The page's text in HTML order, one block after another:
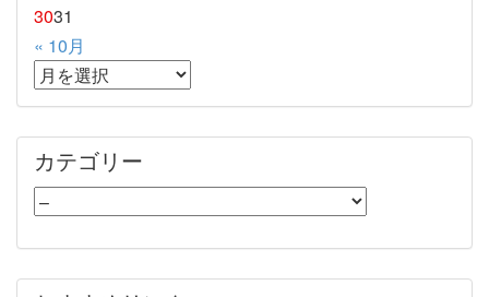
3031
« 10月
カテゴリー